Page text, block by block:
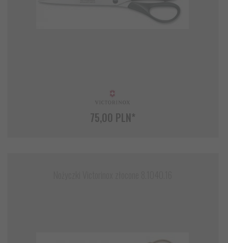
75,00 PLN*